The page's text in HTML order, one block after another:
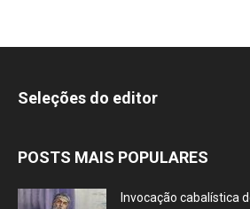
Seleções do editor
POSTS MAIS POPULARES
Invocação cabalística